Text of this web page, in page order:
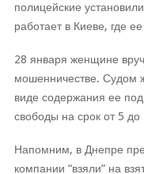
полицейские
работает в Киеве, где
28 января женщине
мошенничестве. Судом
виде содержания ее
свободы на срок от 5
Напомним, в Днепре
компании “взяли” на